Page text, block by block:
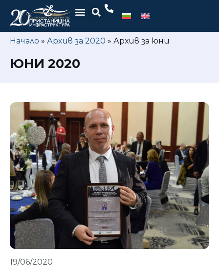
Начало » Архив за 2020 » Архив за юни
ЮНИ 2020
19/06/2020